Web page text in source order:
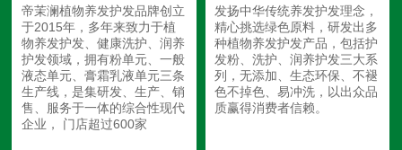
帝茉澜植物养发护发品牌创立
于2015年，多年来致力于植
物养发护发、健康洗护、润养
护发领域，拥有粉单元、一般
液态单元、膏霜乳液单元三条
生产线，是集研发、生产、销
售、服务于一体的综合性现代
企业， 门店超过600家
发扬中华传统养发护发理念，
精心挑选绿色原料，研发出多
种植物养发护发产品，包括护
发粉、洗护、润养护发三大系
列，无添加、生态环保、不褪
色不掉色、易冲洗，以出众品
质赢得消费者信赖。